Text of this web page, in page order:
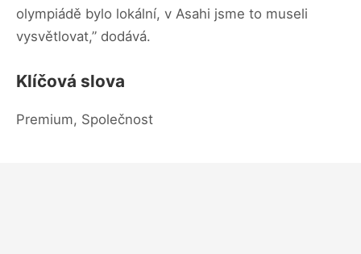
olympiádě bylo lokální, v Asahi jsme to museli
vysvětlovat,” dodává.
Klíčová slova
Premium, Společnost